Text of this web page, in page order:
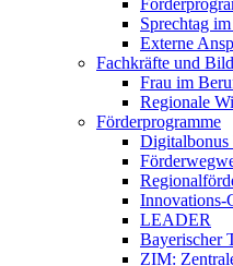
Sprechtag
Externe
Fachkräfte und
Frau im
Regionale
Förderprogramme
Digitalbonus
Innovations-
LEADER
Bayerischer
ZIM: